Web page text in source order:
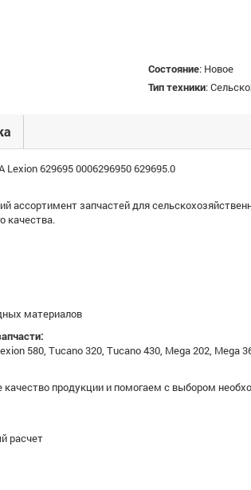
Состояние: Новое
Тип техники:
Lexion 629695 0006296950 629695.0
ассортимент запчастей для
качества.
материалов
580, Tucano 320, Tucano 430, Mega 202, Mega
продукции и помогаем с выбором
расчет